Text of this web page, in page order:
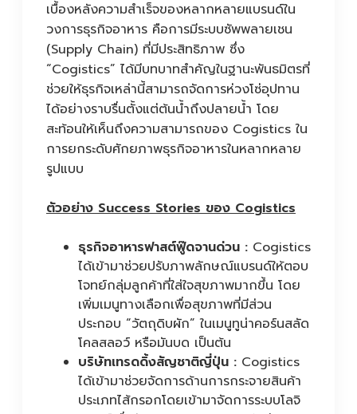
เบื้องหลังความสำเร็จของหลากหลายแบรนด์ใน
วงการธุรกิจอาหาร คือการมีระบบซัพพลายเชน
(Supply Chain) ที่มีประสิทธิภาพ ซึ่ง
“Cogistics” ได้มีบทบาทสำคัญในฐานะพันธมิตรที่
ช่วยให้ธุรกิจเหล่านี้สามารถจัดการห่วงโซ่อุปทาน
ได้อย่างราบรื่นตั้งแต่ต้นน้ำถึงปลายน้ำ โดย
สะท้อนให้เห็นถึงความสามารถของ Cogistics ใน
การยกระดับศักยภาพธุรกิจอาหารในหลากหลาย
รูปแบบ
ตัวอย่าง Success Stories ของ Cogistics
ธุรกิจอาหารฟาสต์ฟู๊ดจานด่วน : Cogistics
ได้เข้ามาช่วยปรับภาพลักษณ์แบรนด์ให้ตอบ
โจทย์กลุ่มลูกค้าที่ใส่ใจสุขภาพมากขึ้น โดย
เพิ่มเมนูทางเลือกเพื่อสุขภาพที่มีส่วน
ประกอบ “วัตถุดิบผัก” ในเมนูทูน่าคอร์นสลัด
โคลสลอว์ หรือมันบด เป็นต้น
บริษัทเทรดดิ้งสัญชาติญี่ปุ่น : Cogistics
ได้เข้ามาช่วยจัดการด้านการกระจายสินค้า
ประเภทไส้กรอกโดยเข้ามาจัดการระบบโลจิ